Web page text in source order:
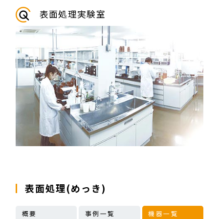
表面処理実験室
表面処理(めっき)
概要 事例一覧 機器一覧